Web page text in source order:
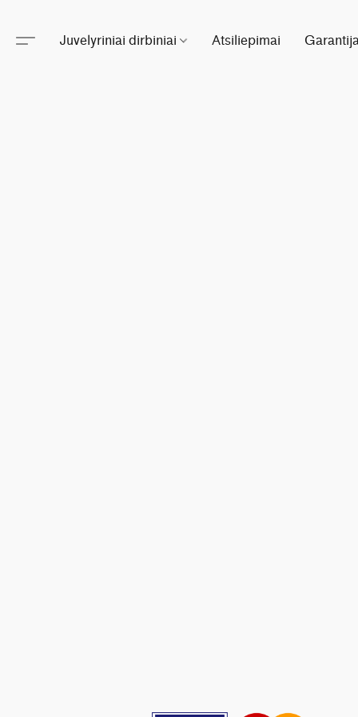
Juvelyriniai dirbiniai Atsiliepimai